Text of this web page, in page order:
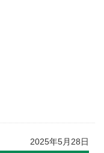
2025年5月28日